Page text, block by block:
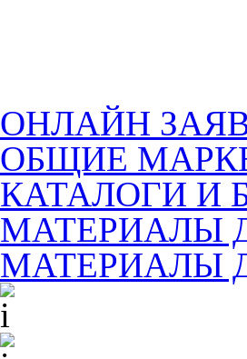
ОНЛАЙН
ОБЩИЕ
КАТАЛОГИ И
МАТЕРИАЛЫ
МАТЕРИАЛЫ